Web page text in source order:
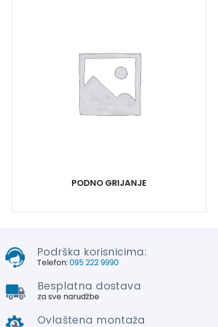
PODNO GRIJANJE
Podrška korisnicima:
Telefon: 095 222 9990
Besplatna dostava
za sve narudžbe
Ovlaštena montaža